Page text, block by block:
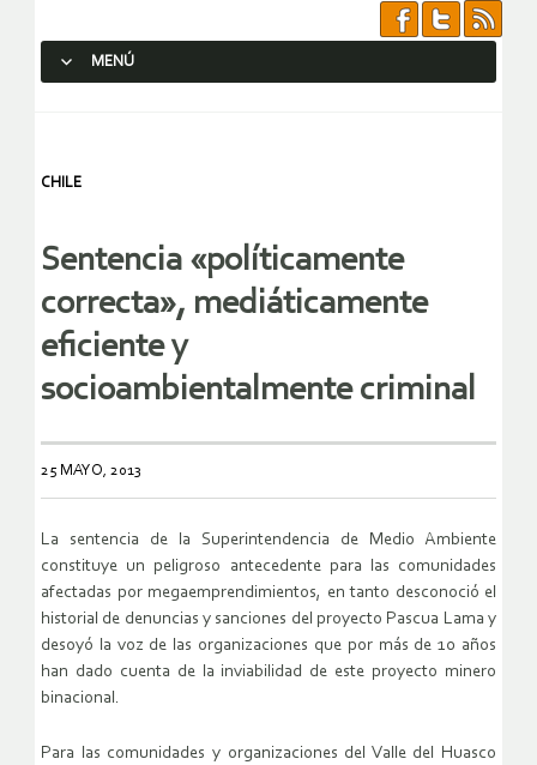
MENÚ
CHILE
Sentencia «políticamente
correcta», mediáticamente
eficiente y
socioambientalmente criminal
25 MAYO, 2013
La sentencia de la Superintendencia de Medio Ambiente
constituye un peligroso antecedente para las comunidades
afectadas por megaemprendimientos, en tanto desconoció el
historial de denuncias y sanciones del proyecto Pascua Lama y
desoyó la voz de las organizaciones que por más de 10 años
han dado cuenta de la inviabilidad de este proyecto minero
binacional.
Para las comunidades y organizaciones del Valle del Huasco